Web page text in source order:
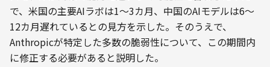
で、米国の主要AIラボは1〜3カ月、中国のAIモデルは6〜
12カ月遅れているとの見方を示した。そのうえで、
Anthropicが特定した多数の脆弱性について、この期間内
に修正する必要があると説明した。